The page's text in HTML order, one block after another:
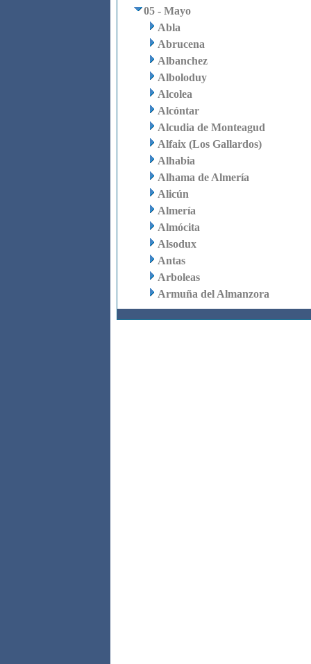
05 - Mayo
Abla
Abrucena
Albanchez
Alboloduy
Alcolea
Alcóntar
Alcudia de Monteagud
Alfaix (Los Gallardos)
Alhabia
Alhama de Almería
Alicún
Almería
Almócita
Alsodux
Antas
Arboleas
Armuña del Almanzora